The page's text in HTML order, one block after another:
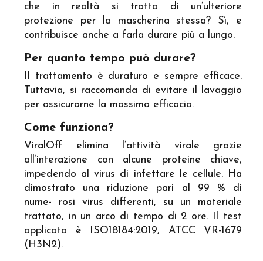
che in realtà si tratta di un’ulteriore
protezione per la mascherina stessa? Sì, e
contribuisce anche a farla durare più a lungo.
Per quanto tempo può durare?
Il trattamento è duraturo e sempre efficace.
Tuttavia, si raccomanda di evitare il lavaggio
per assicurarne la massima efficacia.
Come funziona?
ViralOff elimina l’attività virale grazie
all’interazione con alcune proteine chiave,
impedendo al virus di infettare le cellule. Ha
dimostrato una riduzione pari al 99 % di
nume- rosi virus differenti, su un materiale
trattato, in un arco di tempo di 2 ore. Il test
applicato è ISO18184:2019, ATCC VR-1679
(H3N2).